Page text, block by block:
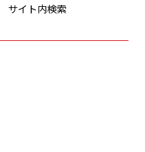
サイト内検索